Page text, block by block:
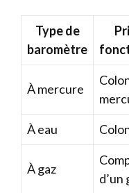
Type de
baromètre
À mercure
À eau
À gaz
d’un